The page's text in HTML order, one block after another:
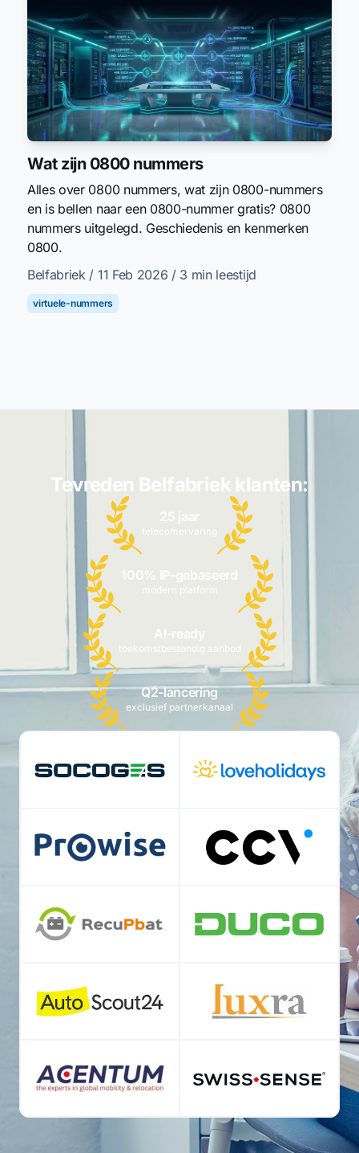
Wat zijn 0800 nummers
Alles over 0800 nummers, wat zijn 0800-nummers
en is bellen naar een 0800-nummer gratis? 0800
nummers uitgelegd. Geschiedenis en kenmerken
0800.
Belfabriek / 11 Feb 2026 / 3 min leestijd
virtuele-nummers
Tevreden Belfabriek klanten:
25 jaar
telecomervaring
100% IP-gebaseerd
modern platform
AI-ready
toekomstbestendig aanbod
Q2-lancering
exclusief partnerkanaal